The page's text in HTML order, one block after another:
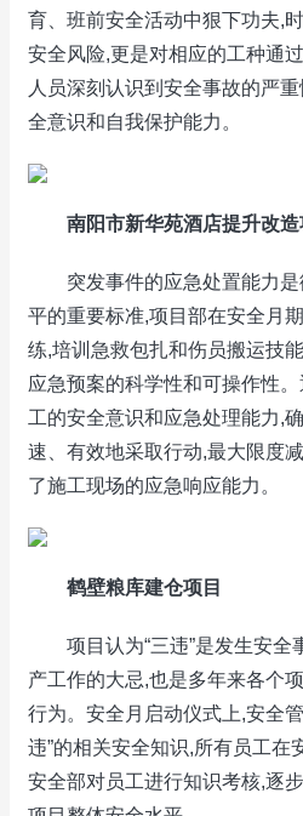
育、班前安全活动中狠下功夫,
安全风险,更是对相应的工种通
人员深刻认识到安全事故的严
全意识和自我保护能力。
南阳市新华苑酒店提升改造
突发事件的应急处置能力是
平的重要标准,项目部在安全月
练,培训急救包扎和伤员搬运技
应急预案的科学性和可操作性
工的安全意识和应急处理能力,
速、有效地采取行动,最大限度
了施工现场的应急响应能力。
鹤壁粮库建仓项目
项目认为“三违”是发生安全
产工作的大忌,也是多年来各个
行为。安全月启动仪式上,安全
违”的相关安全知识,所有员工在
安全部对员工进行知识考核,逐